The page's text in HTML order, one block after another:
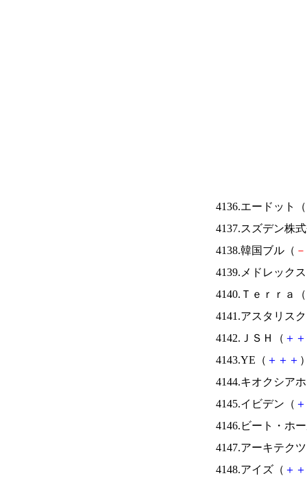
4136.エードット（
4137.スズデン株
4138.韓国ブル（ －
4139.メドレック
4140.Ｔｅｒｒａ（
4141.アスタリス
4142.ＪＳＨ（ ＋ ＋
4143.YE（ ＋ ＋ ＋
4144.キオクシア
4145.イビデン（ ＋
4146.ビート・ホ
4147.アーキテク
4148.アイズ（ ＋ ＋